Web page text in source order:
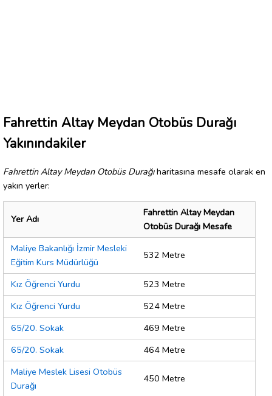
Fahrettin Altay Meydan Otobüs Durağı
Yakınındakiler
Fahrettin Altay Meydan Otobüs Durağıharitasına mesafe olarak en
yakın yerler:
Yer Adı
Fahrettin Altay Meydan
Otobüs Durağı Mesafe
Maliye Bakanlığı İzmir Mesleki
Eğitim Kurs Müdürlüğü
532 Metre
Kız Öğrenci Yurdu
523 Metre
Kız Öğrenci Yurdu
524 Metre
65/20. Sokak
469 Metre
65/20. Sokak
464 Metre
Maliye Meslek Lisesi Otobüs
Durağı
450 Metre